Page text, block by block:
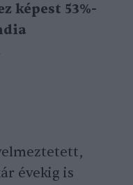
képest 53%-
évekig is